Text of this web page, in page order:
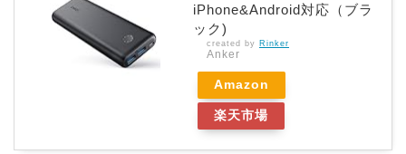
iPhone&Android対応（ブラ
ック)
created by Rinker
Anker
Amazon
楽天市場